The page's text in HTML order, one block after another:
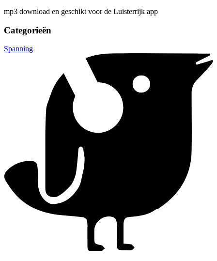
mp3 download en geschikt voor de Luisterrijk app
Categorieën
Spanning